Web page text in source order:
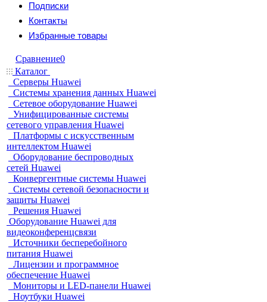
Подписки
Контакты
Избранные товары
Сравнение0
Каталог
Серверы Huawei
Системы хранения данных Huawei
Сетевое оборудование Huawei
Унифицированные системы
сетевого управления Huawei
Платформы с искусственным
интеллектом Huawei
Оборудование беспроводных
сетей Huawei
Конвергентные системы Huawei
Системы сетевой безопасности и
защиты Huawei
Решения Huawei
Оборудование Huawei для
видеоконференцсвязи
Источники бесперебойного
питания Huawei
Лицензии и программное
обеспечение Huawei
Мониторы и LED-панели Huawei
Ноутбуки Huawei